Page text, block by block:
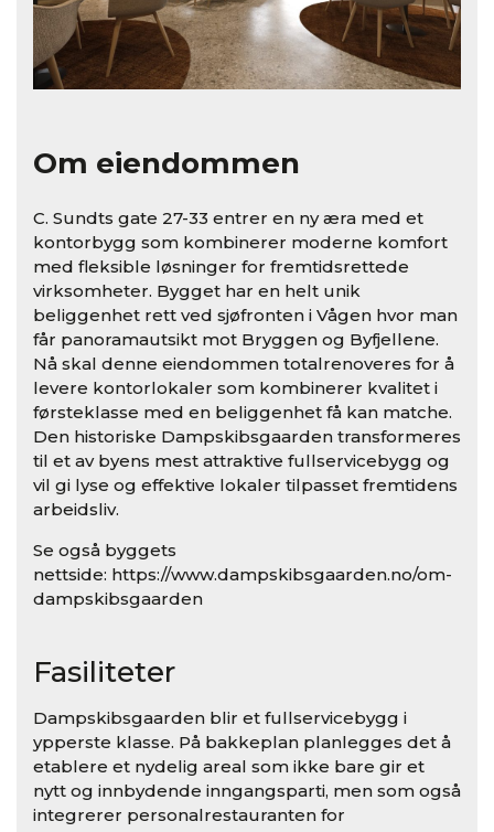
Om eiendommen
C. Sundts gate 27-33 entrer en ny æra med et
kontorbygg som kombinerer moderne komfort
med fleksible løsninger for fremtidsrettede
virksomheter. Bygget har en helt unik
beliggenhet rett ved sjøfronten i Vågen hvor man
får panoramautsikt mot Bryggen og Byfjellene.
Nå skal denne eiendommen totalrenoveres for å
levere kontorlokaler som kombinerer kvalitet i
førsteklasse med en beliggenhet få kan matche.
Den historiske Dampskibsgaarden transformeres
til et av byens mest attraktive fullservicebygg og
vil gi lyse og effektive lokaler tilpasset fremtidens
arbeidsliv.
Se også byggets
nettside: https://www.dampskibsgaarden.no/om-
dampskibsgaarden
Fasiliteter
Dampskibsgaarden blir et fullservicebygg i
ypperste klasse. På bakkeplan planlegges det å
etablere et nydelig areal som ikke bare gir et
nytt og innbydende inngangsparti, men som også
integrerer personalrestauranten for